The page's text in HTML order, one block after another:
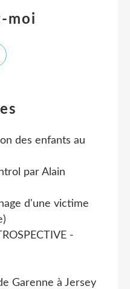
des enfants au
par Alain
d'une victime
-
Garenne à Jersey
moi